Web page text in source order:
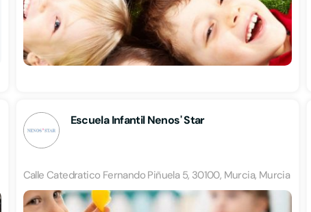
Escuela Infantil Nenos' Star
Calle Catedratico Fernando Piñuela 5, 30100, Murcia, Murcia